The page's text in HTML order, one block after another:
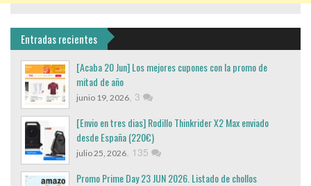
Entradas recientes
[Acaba 20 Jun] Los mejores cupones con la promo de
mitad de año
junio 19, 2026, 3
[Envio en tres dias] Rodillo Thinkrider X2 Max enviado
desde España (220€)
julio 25, 2026, 135
Promo Prime Day 23 JUN 2026. Listado de chollos